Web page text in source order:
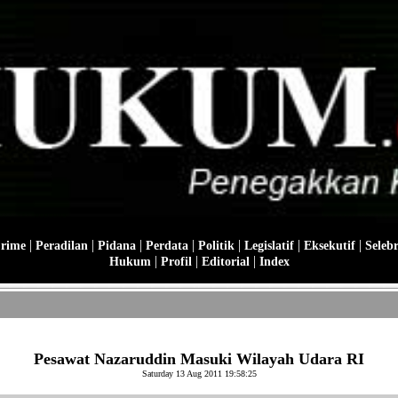
| Peradilan | Pidana | Perdata | Politik | Legislatif | Eksekutif |
Hukum | Profil | Editorial | Index
Pesawat Nazaruddin Masuki Wilayah Udara RI
Saturday 13 Aug 2011 19:58:25